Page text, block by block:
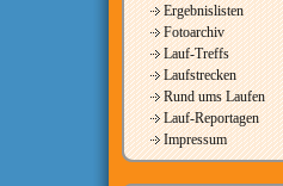
Ergebnislisten
Fotoarchiv
Lauf-Treffs
Laufstrecken
Rund ums Laufen
Lauf-Reportagen
Impressum